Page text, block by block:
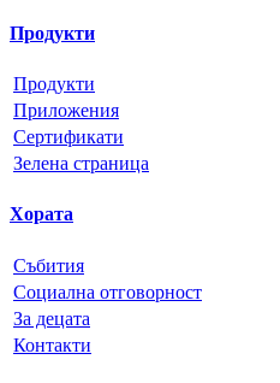
Продукти
Продукти
Приложения
Сертификати
Зелена страница
Хората
Събития
Социална отговорност
За децата
Контакти